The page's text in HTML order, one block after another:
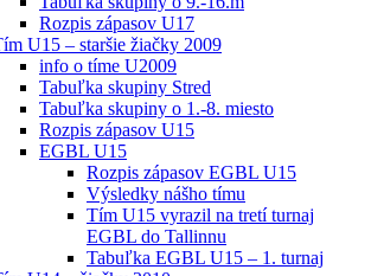
Rozpis zápasov U17
U15 – staršie žiačky 2009
info o tíme U2009
Tabuľka skupiny Stred
Tabuľka skupiny o 1.-8. miesto
Rozpis zápasov U15
EGBL U15
Rozpis zápasov EGBL U15
Výsledky nášho tímu
Tím U15 vyrazil na tretí turnaj
EGBL do Tallinnu
Tabuľka EGBL U15 – 1. turnaj